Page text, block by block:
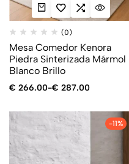
(0)
Mesa Comedor Kenora
Piedra Sinterizada Mármol
Blanco Brillo
€ 266.00-€ 287.00
-11%